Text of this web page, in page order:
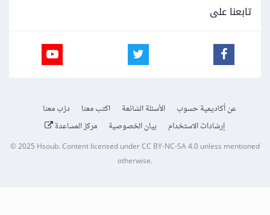
تابعنا على
عن أكاديمية حسوب الأسئلة الشائعة اكتب معنا
درّب معنا
إرشادات الاستخدام
بيان الخصوصية مركز المساعدة
© 2025 Hsoub.Content licensed underCC BY-NC-SA 4.0unless mentioned
otherwise.